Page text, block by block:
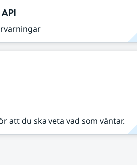
att du ska veta vad som väntar.